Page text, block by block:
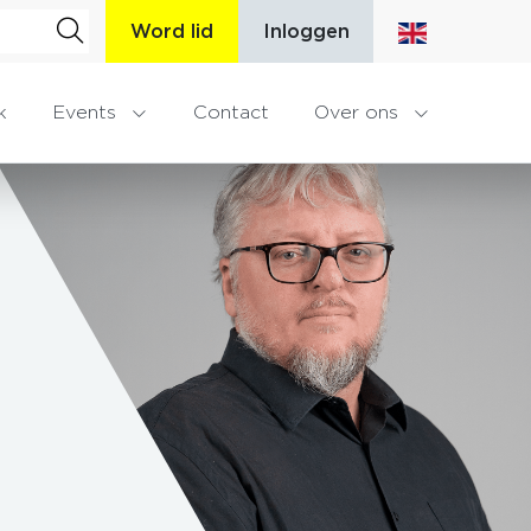
Word lid Inloggen
Events Contact Over ons